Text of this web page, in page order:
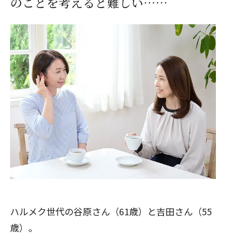
ハルメク世代の谷原さん（61歳）と吉田さん（55
歳）。